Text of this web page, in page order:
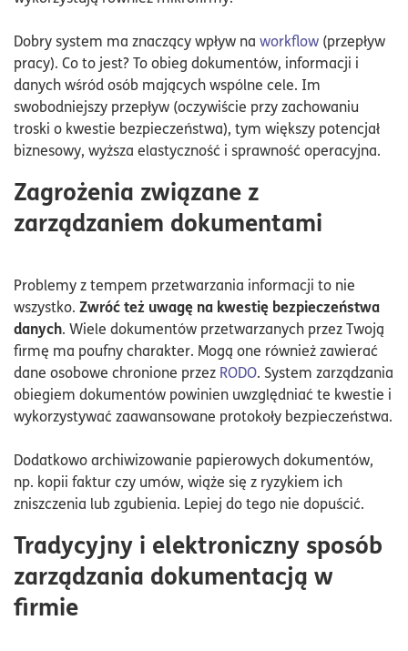
Dobry system ma znaczący wpływ na workflow (przepływ
pracy). Co to jest? To obieg dokumentów, informacji i
danych wśród osób mających wspólne cele. Im
swobodniejszy przepływ (oczywiście przy zachowaniu
troski o kwestie bezpieczeństwa), tym większy potencjał
biznesowy, wyższa elastyczność i sprawność operacyjna.
Zagrożenia związane z
zarządzaniem dokumentami
Problemy z tempem przetwarzania informacji to nie
wszystko. Zwróć też uwagę na kwestię bezpieczeństwa
danych. Wiele dokumentów przetwarzanych przez Twoją
firmę ma poufny charakter. Mogą one również zawierać
dane osobowe chronione przez RODO. System zarządzania
obiegiem dokumentów powinien uwzględniać te kwestie i
wykorzystywać zaawansowane protokoły bezpieczeństwa.
Dodatkowo archiwizowanie papierowych dokumentów,
np. kopii faktur czy umów, wiąże się z ryzykiem ich
zniszczenia lub zgubienia. Lepiej do tego nie dopuścić.
Tradycyjny i elektroniczny sposób
zarządzania dokumentacją w
firmie